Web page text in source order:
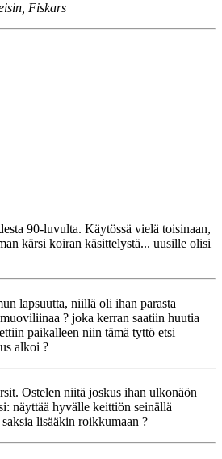
Fiskars
90-luvulta. Käytössä vielä toisinaan,
kärsi koiran käsittelystä... uusille olisi
lapsuutta, niillä oli ihan parasta
? joka kerran saatiin huutia
paikalleen niin tämä tyttö etsi
alkoi ?
Ostelen niitä joskus ihan ulkonäön
näyttää hyvälle keittiön seinällä
lisääkin roikkumaan ?